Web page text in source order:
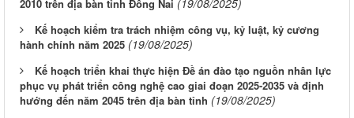
2010 trên địa bàn tỉnh Đồng Nai (19/08/2025)
Kế hoạch kiểm tra trách nhiệm công vụ, kỷ luật, kỷ cương
hành chính năm 2025 (19/08/2025)
Kế hoạch triển khai thực hiện Đề án đào tạo nguồn nhân lực
phục vụ phát triển công nghệ cao giai đoạn 2025-2035 và định
hướng đến năm 2045 trên địa bàn tỉnh (19/08/2025)